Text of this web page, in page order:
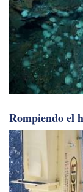
Rompiendo el